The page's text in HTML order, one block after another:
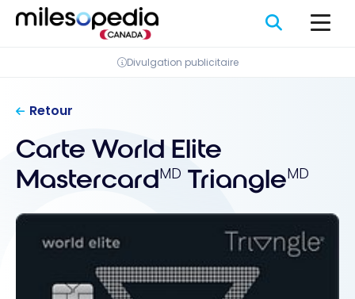
Panneau de gestion des cookies
Passer
Divulgation publicitaire
Retour
Carte World Elite
MastercardMD TriangleMD